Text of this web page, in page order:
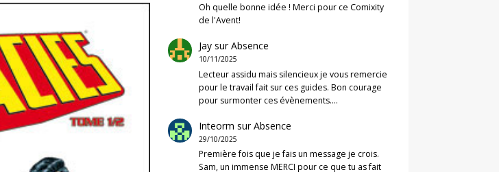
Oh quelle bonne idée ! Merci pour ce Comixity
de l'Avent!
Jay surAbsence
10/11/2025
Lecteur assidu mais silencieux je vous remercie
pour le travail fait sur ces guides. Bon courage
pour surmonter ces évènements.…
Inteorm surAbsence
29/10/2025
Première fois que je fais un message je crois.
Sam, un immense MERCI pour ce que tu as fait